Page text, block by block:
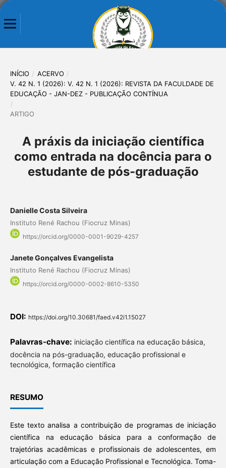
INÍCIO / ACERVO /
V. 42 N. 1 (2026): V. 42 N. 1 (2026): REVISTA DA FACULDADE DE
EDUCAÇÃO - JAN-DEZ - PUBLICAÇÃO CONTÍNUA
/
ARTIGO
A práxis da iniciação científica
como entrada na docência para o
estudante de pós-graduação
Danielle Costa Silveira
Instituto René Rachou (Fiocruz Minas)
https://orcid.org/0000-0001-9029-4257
Janete Gonçalves Evangelista
Instituto René Rachou (Fiocruz Minas)
https://orcid.org/0000-0002-8610-5350
DOI: https://doi.org/10.30681/faed.v42i1.15027
Palavras-chave: iniciação científica na educação básica,
docência na pós-graduação, educação profissional e
tecnológica, formação científica
RESUMO
Este texto analisa a contribuição de programas de iniciação
científica na educação básica para a conformação de
trajetórias acadêmicas e profissionais de adolescentes, em
articulação com a Educação Profissional e Tecnológica. Toma-